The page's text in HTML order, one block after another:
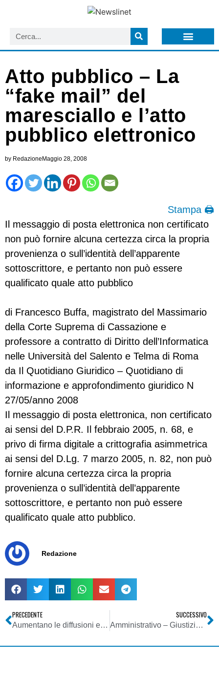
Atto pubblico – La
“fake mail” del
maresciallo e l’atto
pubblico elettronico
by RedazioneMaggio 28, 2008
Stampa 🖨
Il messaggio di posta elettronica non certificato
non può fornire alcuna certezza circa la propria
provenienza o sull’identità dell’apparente
sottoscrittore, e pertanto non può essere
qualificato quale atto pubblico
di Francesco Buffa, magistrato del Massimario
della Corte Suprema di Cassazione e
professore a contratto di Diritto dell’Informatica
nelle Università del Salento e Telma di Roma
da Il Quotidiano Giuridico – Quotidiano di
informazione e approfondimento giuridico N
27/05/anno 2008
Il messaggio di posta elettronica, non certificato
ai sensi del D.P.R. Il febbraio 2005, n. 68, e
privo di firma digitale a crittografia asimmetrica
ai sensi del D.Lg. 7 marzo 2005, n. 82, non può
fornire alcuna certezza circa la propria
provenienza o sull’identità dell’apparente
sottoscrittore, e pertanto non può essere
qualificato quale atto pubblico.
Redazione
PRECEDENTE
Aumentano le diffusioni e la spesa pubblicitaria nei paesi emergenti
SUCCESSIVO
Amministrativo – Giustizia amministrativa – Presupposti legittimanti la c.d. sentenza breve o semplificata